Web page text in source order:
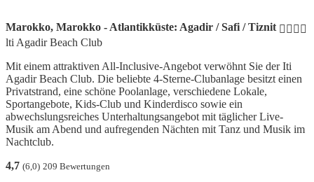
Marokko, Marokko - Atlantikküste: Agadir / Safi / Tiznit
lti Agadir Beach Club
Mit einem attraktiven All-Inclusive-Angebot verwöhnt Sie der Iti
Agadir Beach Club. Die beliebte 4-Sterne-Clubanlage besitzt einen
Privatstrand, eine schöne Poolanlage, verschiedene Lokale,
Sportangebote, Kids-Club und Kinderdisco sowie ein
abwechslungsreiches Unterhaltungsangebot mit täglicher Live-
Musik am Abend und aufregenden Nächten mit Tanz und Musik im
Nachtclub.
4,7 (6,0) 209 Bewertungen